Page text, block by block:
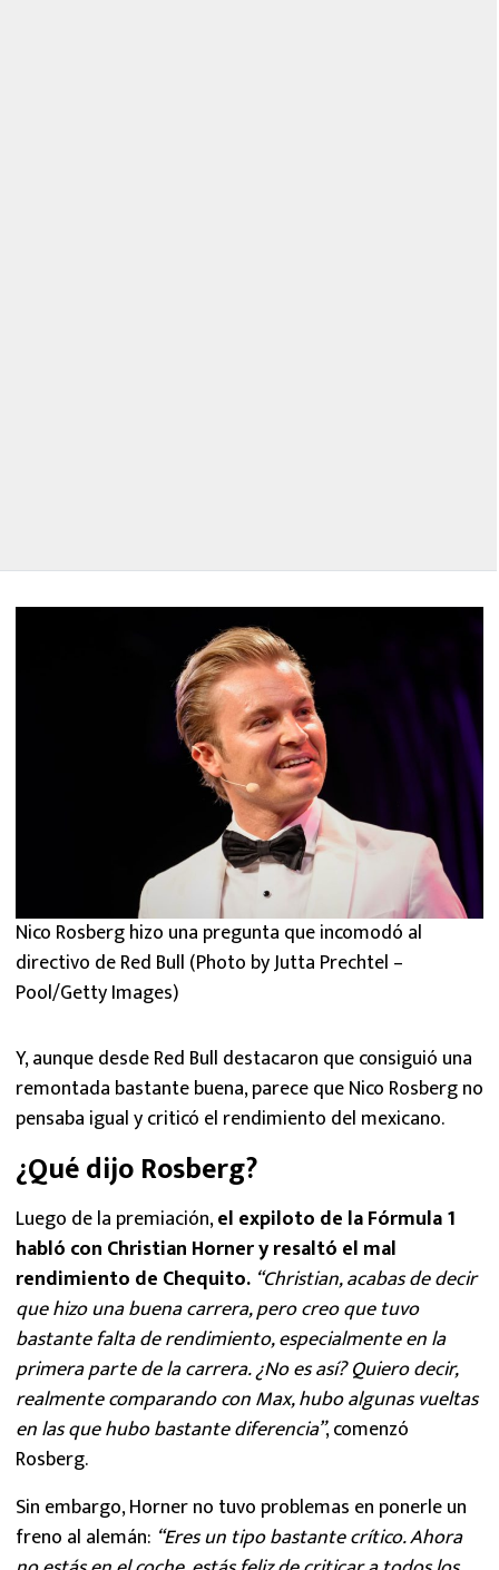
Nico Rosberg hizo una pregunta que incomodó al
directivo de Red Bull (Photo by Jutta Prechtel –
Pool/Getty Images)
Y, aunque desde Red Bull destacaron que consiguió una
remontada bastante buena, parece que Nico Rosberg no
pensaba igual y criticó el rendimiento del mexicano.
¿Qué dijo Rosberg?
Luego de la premiación,el expiloto de la Fórmula 1
habló con Christian Horner y resaltó el mal
rendimiento de Chequito. “Christian, acabas de decir
que hizo una buena carrera, pero creo que tuvo
bastante falta de rendimiento, especialmente en la
primera parte de la carrera. ¿No es así? Quiero decir,
realmente comparando con Max, hubo algunas vueltas
en las que hubo bastante diferencia”, comenzó
Rosberg.
Sin embargo, Horner no tuvo problemas en ponerle un
freno al alemán: “Eres un tipo bastante crítico. Ahora